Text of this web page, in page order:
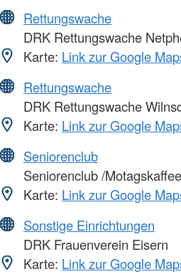
Rettungswache
DRK Rettungswache
Karte: Link zur Google
Rettungswache
DRK Rettungswache
Karte: Link zur Google
Seniorenclub
Seniorenclub /
Karte: Link zur Google
Sonstige Einrichtungen
DRK Frauenverein Eisern
Karte: Link zur Google